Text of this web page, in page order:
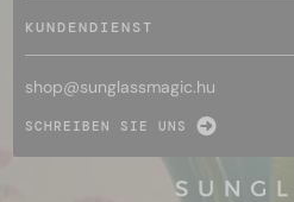
KUNDENDIENST
shop@sunglassmagic.hu
SCHREIBEN SIE UNS